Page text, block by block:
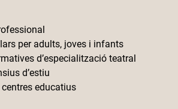
per adults, joves i infants
d’especialització teatral
d’estiu
centres educatius